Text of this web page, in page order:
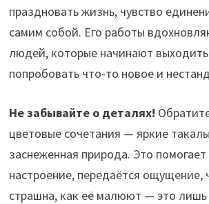
праздновать жизнь, чувство
самим собой. Его работы
людей, которые начинают
попробовать что-то новое и
Не забывайте о деталях!
цветовые сочетания — яркие
заснеженная природа. Это
настроение, передаётся ощущение,
страшна, как её малюют — это